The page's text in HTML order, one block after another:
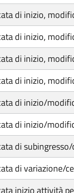
di inizio,
di inizio,
di inizio,
di inizio,
di inizio/
di inizio/
di
di variazione/
inizio attività